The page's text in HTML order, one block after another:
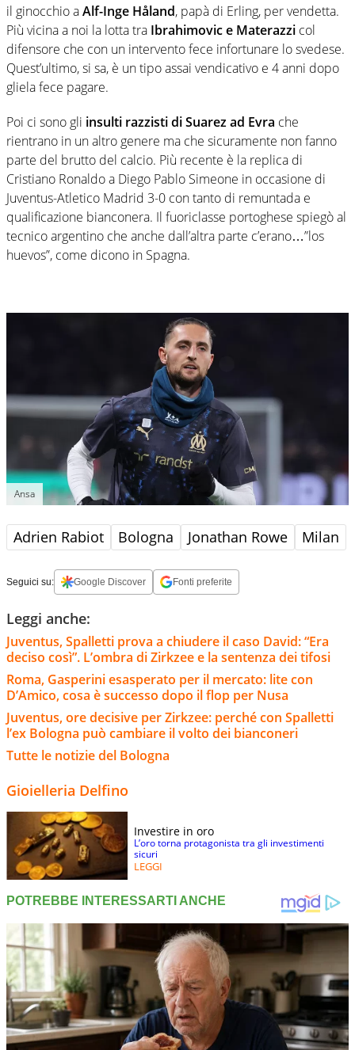
il ginocchio aAlf-Inge Håland, papà di Erling, per vendetta.
Più vicina a noi la lotta tra Ibrahimovic e Materazzi col
difensore che con un intervento fece infortunare lo svedese.
Quest’ultimo, si sa, è un tipo assai vendicativo e 4 anni dopo
gliela fece pagare.
Poi ci sono gli insulti razzisti di Suarez ad Evra che
rientrano in un altro genere ma che sicuramente non fanno
parte del brutto del calcio. Più recente è la replica di
Cristiano Ronaldo a Diego Pablo Simeone in occasione di
Juventus-Atletico Madrid 3-0 con tanto di remuntada e
qualificazione bianconera. Il fuoriclasse portoghese spiegò al
tecnico argentino che anche dall’altra parte c’erano…”los
huevos”, come dicono in Spagna.
Ansa
Adrien Rabiot Bologna Jonathan Rowe Milan
Seguici su: Google Discover Fonti preferite
Leggi anche:
Juventus, Spalletti prova a chiudere il caso David: “Era
deciso così”. L’ombra di Zirkzee e la sentenza dei tifosi
Roma, Gasperini esasperato per il mercato: lite con
D’Amico, cosa è successo dopo il flop per Nusa
Juventus, ore decisive per Zirkzee: perché con Spalletti
l’ex Bologna può cambiare il volto dei bianconeri
Tutte le notizie del Bologna
Gioielleria Delfino
Investire in oro
L’oro torna protagonista tra gli investimenti
sicuri
LEGGI